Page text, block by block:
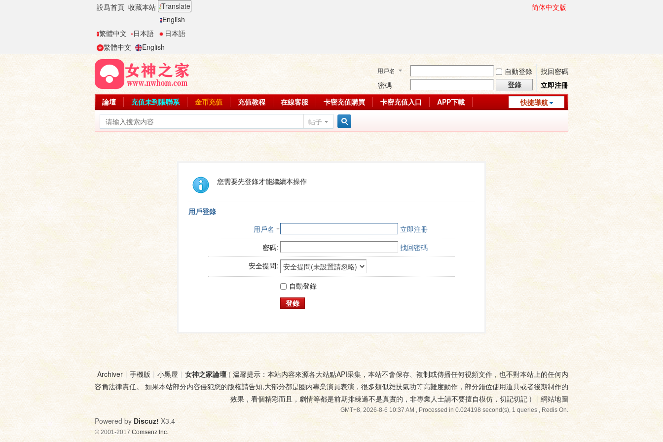
設爲首頁 收藏本站 Translate
English
繁體中文
日本語
日本語
繁體中文
English
简体中文版
用戶名 自動登錄
找回密碼
密碼
登錄
立即注冊
快捷導航
論壇 充值未到賬聯系 金币充值 充值教程 在線客服 卡密充值購買 卡密充值入口
APP下載
帖子
您需要先登錄才能繼續本操作
用戶登錄
用戶名
立即注冊
密碼:
找回密碼
安全提問:
自動登錄
登錄
Archiver | 手機版 | 小黑屋 | 女神之家論壇( 溫馨提示：本站内容來源各大站點API采集，本站不會保存、複制或傳播任何視頻文件，也不對本站上的任何内
容負法律責任。 如果本站部分内容侵犯您的版權請告知,大部分都是圈内專業演員表演，很多類似雜技氣功等高難度動作，部分錯位使用道具或者後期制作的
效果，看個精彩而且，劇情等都是前期排練過不是真實的，非專業人士請不要擅自模仿，切記切記 ) | 網站地圖
GMT+8, 2026-8-6 10:37 AM, Processed in 0.024198 second(s), 1 queries , Redis On.
Powered by Discuz! X3.4
© 2001-2017 Comsenz Inc.